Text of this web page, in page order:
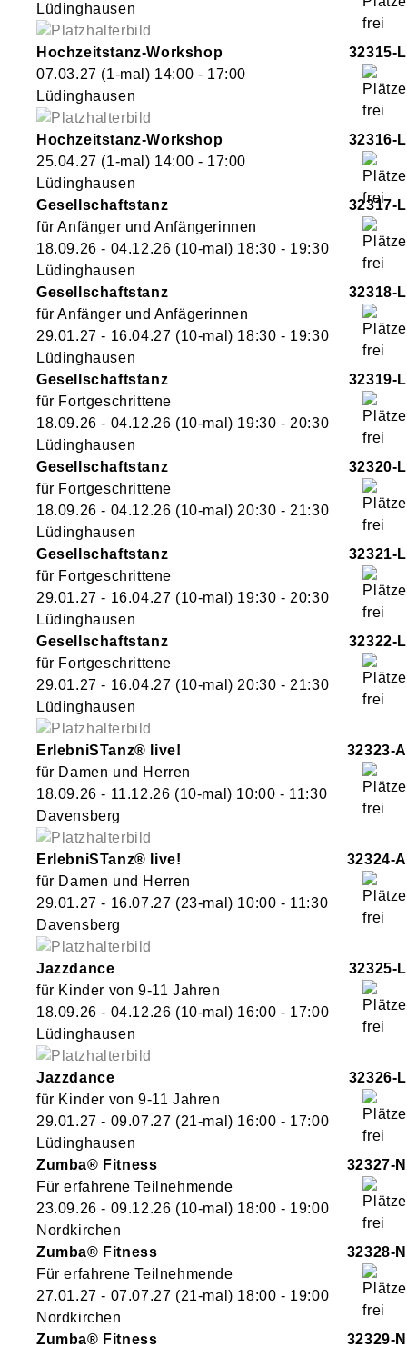
Lüdinghausen
Hochzeitstanz-Workshop
32315-L
07.03.27 (1-mal) 14:00 - 17:00
Lüdinghausen
Hochzeitstanz-Workshop
32316-L
25.04.27 (1-mal) 14:00 - 17:00
Lüdinghausen
Gesellschaftstanz
32317-L
für Anfänger und Anfängerinnen
18.09.26 - 04.12.26 (10-mal) 18:30 - 19:30
Lüdinghausen
Gesellschaftstanz
32318-L
für Anfänger und Anfägerinnen
29.01.27 - 16.04.27 (10-mal) 18:30 - 19:30
Lüdinghausen
Gesellschaftstanz
32319-L
für Fortgeschrittene
18.09.26 - 04.12.26 (10-mal) 19:30 - 20:30
Lüdinghausen
Gesellschaftstanz
32320-L
für Fortgeschrittene
18.09.26 - 04.12.26 (10-mal) 20:30 - 21:30
Lüdinghausen
Gesellschaftstanz
32321-L
für Fortgeschrittene
29.01.27 - 16.04.27 (10-mal) 19:30 - 20:30
Lüdinghausen
Gesellschaftstanz
32322-L
für Fortgeschrittene
29.01.27 - 16.04.27 (10-mal) 20:30 - 21:30
Lüdinghausen
ErlebniSTanz® live!
32323-A
für Damen und Herren
18.09.26 - 11.12.26 (10-mal) 10:00 - 11:30
Davensberg
ErlebniSTanz® live!
32324-A
für Damen und Herren
29.01.27 - 16.07.27 (23-mal) 10:00 - 11:30
Davensberg
Jazzdance
32325-L
für Kinder von 9-11 Jahren
18.09.26 - 04.12.26 (10-mal) 16:00 - 17:00
Lüdinghausen
Jazzdance
32326-L
für Kinder von 9-11 Jahren
29.01.27 - 09.07.27 (21-mal) 16:00 - 17:00
Lüdinghausen
Zumba® Fitness
32327-N
Für erfahrene Teilnehmende
23.09.26 - 09.12.26 (10-mal) 18:00 - 19:00
Nordkirchen
Zumba® Fitness
32328-N
Für erfahrene Teilnehmende
27.01.27 - 07.07.27 (21-mal) 18:00 - 19:00
Nordkirchen
Zumba® Fitness
32329-N